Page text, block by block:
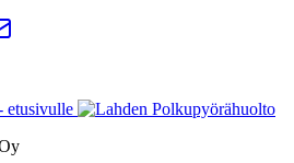
etusivulle